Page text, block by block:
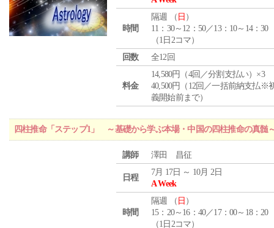
時間
隔週 （ 日 ）
11：30～12：50／13：10～14：30
（1日2コマ）
回数
全12回
料金
14,580円（4回／分割支払い）×3
40,500円（12回／一括前納支払※
義開始前まで）
四柱推命「ステップ1」 ～基礎から学ぶ本場・中国の四柱推命の真髄
講師 澤田 昌征
日程
7月 17日 ～ 10月 2日
A Week
時間
隔週 （ 日 ）
15：20～16：40／17：00～18：20
（1日2コマ）